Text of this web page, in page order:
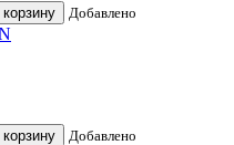
Добавлено
Добавлено